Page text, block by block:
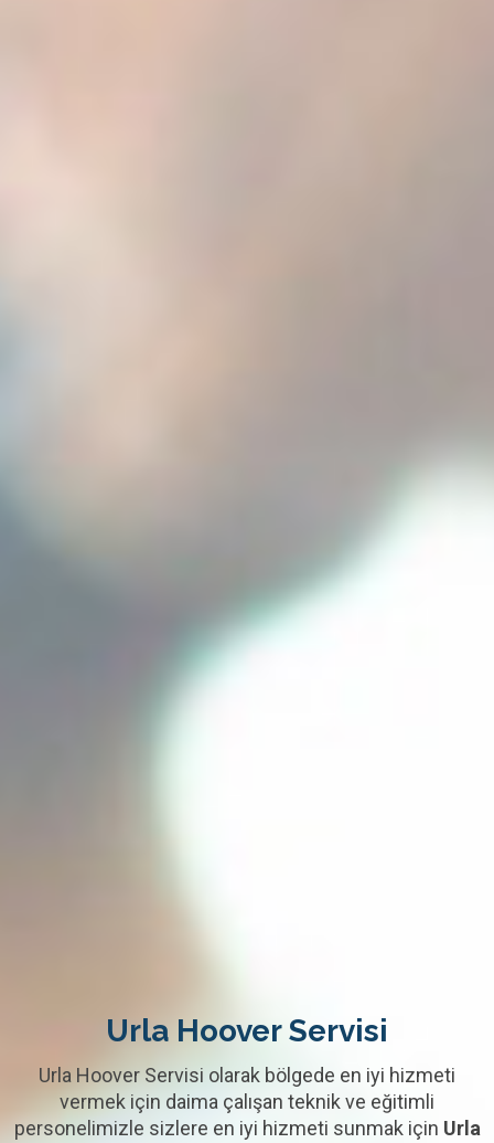
Urla Hoover Servisi
Urla Hoover Servisi olarak bölgede en iyi hizmeti
vermek için daima çalışan teknik ve eğitimli
personelimizle sizlere en iyi hizmeti sunmak için Urla